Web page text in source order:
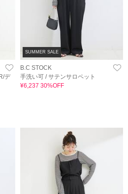
デ
SUMMER SALE
B.C STOCK
手洗い可 / サテンサロペット
¥6,237 30%OFF